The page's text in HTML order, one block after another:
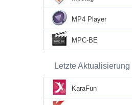
MP4 Player
MPC-BE
Letzte Aktualisierung
KaraFun